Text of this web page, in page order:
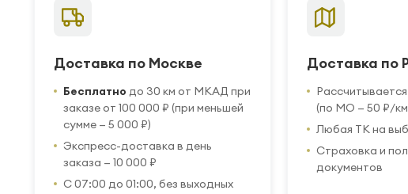
Доставка по Москве
Бесплатно до 30 км от МКАД при
заказе от 100 000 ₽ (при меньшей
сумме — 5 000 ₽)
Экспресс-доставка в день
заказа — 10 000 ₽
С 07:00 до 01:00, без выходных
Доставка по
(по МО — 50 ₽/
Любая ТК на
Страховка и
документов